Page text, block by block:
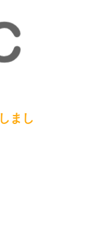
まし